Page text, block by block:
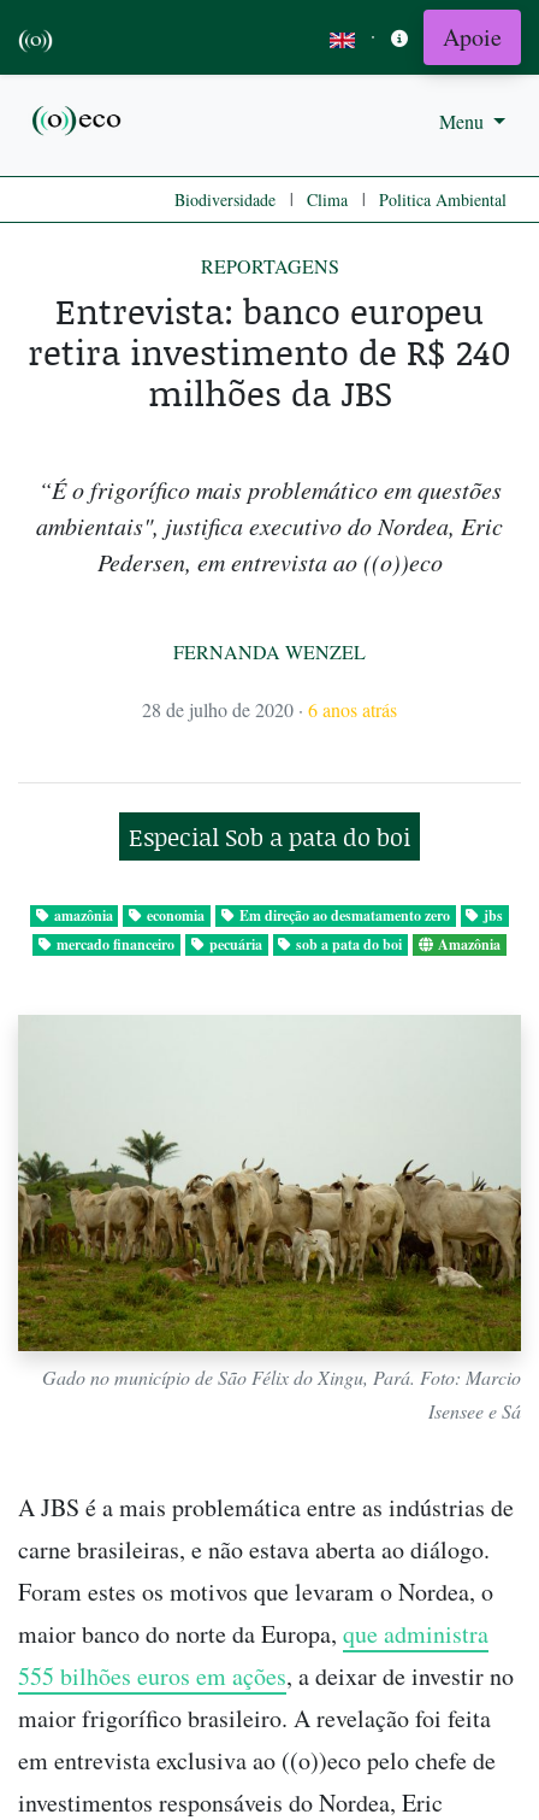
· Apoie
Menu
Biodiversidade | Clima | Politica Ambiental
REPORTAGENS
Entrevista: banco europeu
retira investimento de R$ 240
milhões da JBS
“É o frigorífico mais problemático em questões
ambientais", justifica executivo do Nordea, Eric
Pedersen, em entrevista ao ((o))eco
FERNANDA WENZEL
28 de julho de 2020 · 6 anos atrás
Especial Sob a pata do boi
amazônia economia Em direção ao desmatamento zero
jbs
mercado financeiro
pecuária sob a pata do boi Amazônia
Gado no município de São Félix do Xingu, Pará. Foto: Marcio
Isensee e Sá
A JBS é a mais problemática entre as indústrias de
carne brasileiras, e não estava aberta ao diálogo.
Foram estes os motivos que levaram o Nordea, o
maior banco do norte da Europa, que administra
555 bilhões euros em ações, a deixar de investir no
maior frigorífico brasileiro. A revelação foi feita
em entrevista exclusiva ao ((o))eco pelo chefe de
investimentos responsáveis do Nordea, Eric